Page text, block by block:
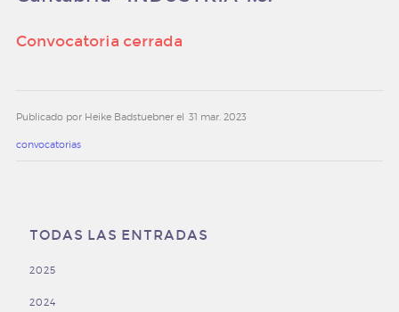
publicaciones
contacto
Convocatoria cerrada
Publicado por Heike Badstuebner el 31 mar. 2023
convocatorias
TODAS LAS ENTRADAS
2025
2024